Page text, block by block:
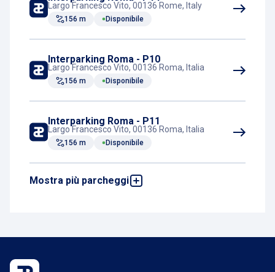
Largo Francesco Vito, 00136 Rome, Italy
156 m Disponibile
Interparking Roma - P10
Largo Francesco Vito, 00136 Roma, Italia
156 m Disponibile
Interparking Roma - P11
Largo Francesco Vito, 00136 Roma, Italia
156 m Disponibile
Mostra più parcheggi
Interparking Roma - P9